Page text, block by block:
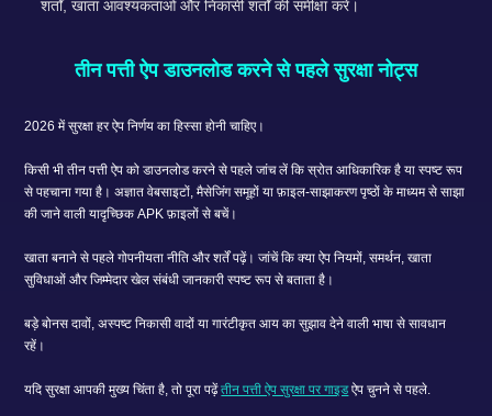
शर्तों, खाता आवश्यकताओं और निकासी शर्तों की समीक्षा करें।
तीन पत्ती ऐप डाउनलोड करने से पहले सुरक्षा नोट्स
2026 में सुरक्षा हर ऐप निर्णय का हिस्सा होनी चाहिए।
किसी भी तीन पत्ती ऐप को डाउनलोड करने से पहले जांच लें कि स्रोत आधिकारिक है या स्पष्ट रूप
से पहचाना गया है। अज्ञात वेबसाइटों, मैसेजिंग समूहों या फ़ाइल-साझाकरण पृष्ठों के माध्यम से साझा
की जाने वाली यादृच्छिक APK फ़ाइलों से बचें।
खाता बनाने से पहले गोपनीयता नीति और शर्तें पढ़ें। जांचें कि क्या ऐप नियमों, समर्थन, खाता
सुविधाओं और जिम्मेदार खेल संबंधी जानकारी स्पष्ट रूप से बताता है।
बड़े बोनस दावों, अस्पष्ट निकासी वादों या गारंटीकृत आय का सुझाव देने वाली भाषा से सावधान
रहें।
यदि सुरक्षा आपकी मुख्य चिंता है, तो पूरा पढ़ेंतीन पत्ती ऐप सुरक्षा पर गाइडऐप चुनने से पहले.